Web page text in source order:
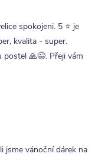
spokojeni. 5 ⭐ je
kvalita - super.
postel 🙏😉. Přeji vám
jsme vánoční dárek na